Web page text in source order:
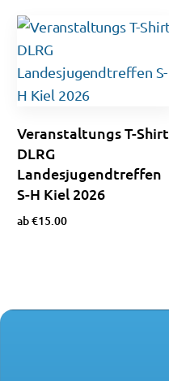
Ausführung wählen
Veranstaltungs T-Shirt
DLRG
Landesjugendtreffen
S-H Kiel 2026
ab€15.00